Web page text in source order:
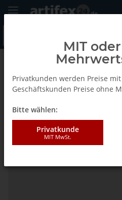
Zurück zur Liste E-Cut Curved
Fein 65x50mm
Sägeblatt
Stück
MIT
Privatkunden werden Preise
Geschäftskunden Preise ohne
Bitte wählen:
Privatkunde
MIT MwSt.